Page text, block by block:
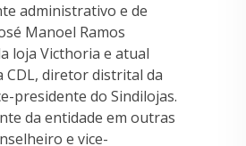
administrativo e de
Manoel Ramos
loja Victhoria e atual
CDL, diretor distrital da
presidente do Sindilojas.
da entidade em outras
e vice-